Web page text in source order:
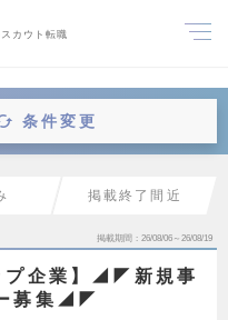
カウト転職
条件変更
掲載終了間近
掲載期間 26/08/06～26/08/19
プ企業】◢◤新規事
募集◢◤